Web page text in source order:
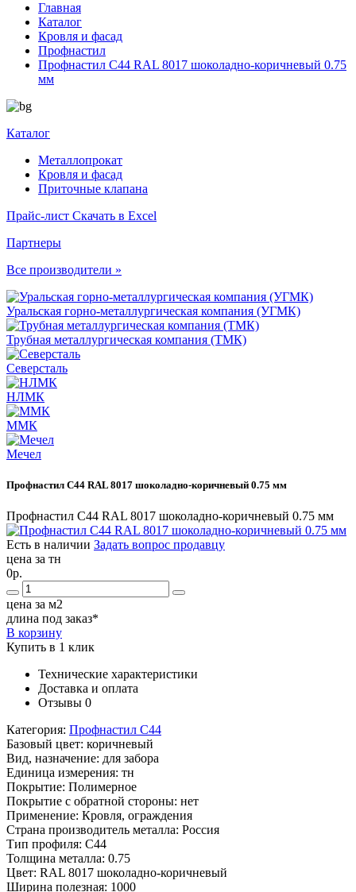
Главная
Каталог
Кровля и фасад
Профнастил
Профнастил С44 RAL 8017 шоколадно-коричневый 0.75
мм
Каталог
Металлопрокат
Кровля и фасад
Приточные клапана
Прайс-лист Скачать в Excel
Партнеры
Все производители »
Уральская горно-металлургическая компания (УГМК)
Трубная металлургическая компания (ТМК)
Северсталь
НЛМК
ММК
Мечел
Профнастил С44 RAL 8017 шоколадно-коричневый 0.75 мм
Профнастил С44 RAL 8017 шоколадно-коричневый 0.75 мм
Есть в наличии Задать вопрос продавцу
цена за тн
0р.
цена за м2
длина под заказ*
В корзину
Купить в 1 клик
Технические характеристики
Доставка и оплата
Отзывы 0
Категория: Профнастил С44
Базовый цвет: коричневый
Вид, назначение: для забора
Единица измерения: тн
Покрытие: Полимерное
Покрытие с обратной стороны: нет
Применение: Кровля, ограждения
Страна производитель металла: Россия
Тип профиля: С44
Толщина металла: 0.75
Цвет: RAL 8017 шоколадно-коричневый
Ширина полезная: 1000